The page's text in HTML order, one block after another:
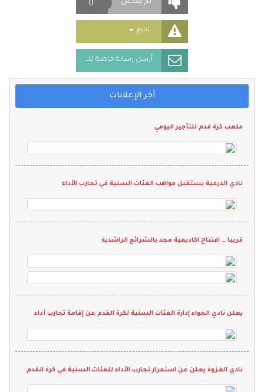
لم يُعجبنى
تبليغ Toggle Dropdown
أرسل رسالة خاصة للمُعلن
آخر الإعلانات
ملعب كرة قدم للتأجير اليومي
نادي الدرعية يستقبل مواهب الفئات السنية في تجارب الأداء
قريبا … افتتاح اكاديمية مجد بالشرائع الراشدية
يعلن نادي الجواء إدارة الفئات السنية لكرة القدم عن إقامة تجارب أداء
نادي الغزوة يعلن عن استمرار تجارب الأداء للفئات السنية في كرة القدم